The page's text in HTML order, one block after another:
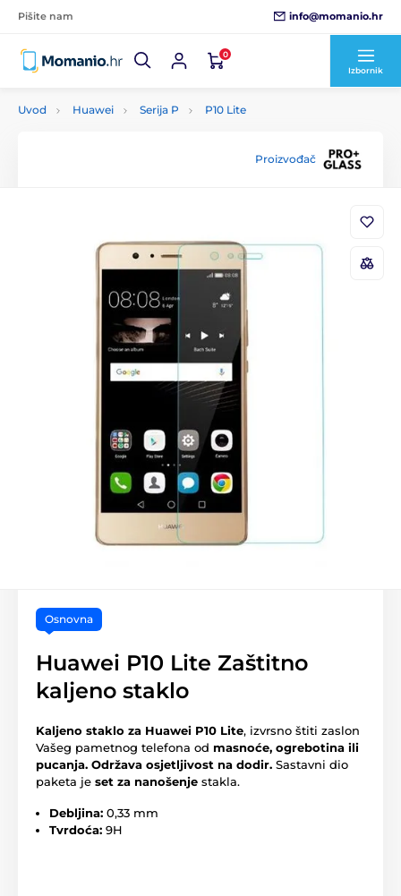
Pišite nam info@momanio.hr
0
Izbornik
Uvod Huawei Serija P P10 Lite
Proizvođač
Osnovna
Huawei P10 Lite Zaštitno
kaljeno staklo
Kaljeno staklo za Huawei P10 Lite, izvrsno štiti zaslon
Vašeg pametnog telefona od masnoće, ogrebotina ili
pucanja. Održava osjetljivost na dodir. Sastavni dio
paketa je set za nanošenje stakla.
Debljina: 0,33 mm
Tvrdoća: 9H